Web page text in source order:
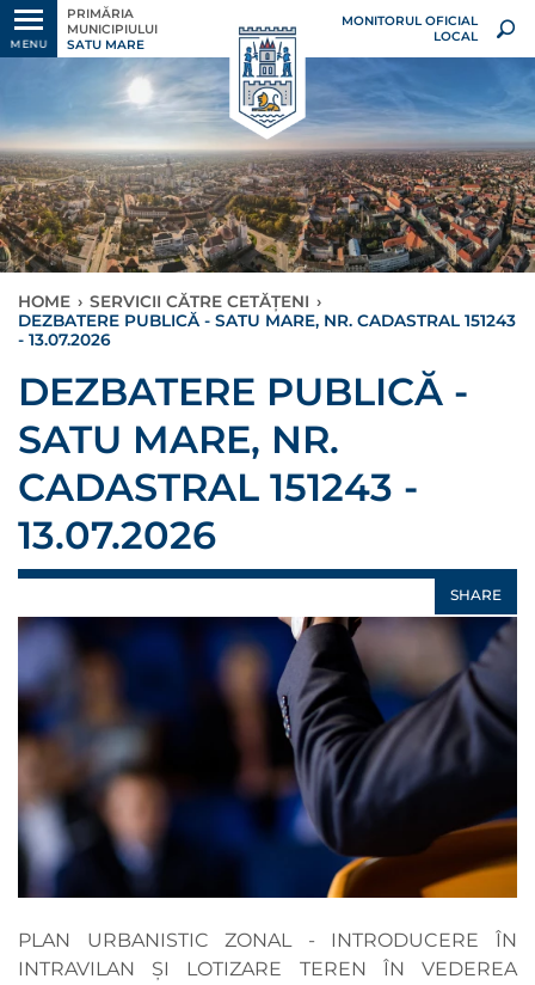
MENU
PRIMĂRIA
MUNICIPIULUI
SATU MARE
MONITORUL OFICIAL
LOCAL
HOME › SERVICII CĂTRE CETĂȚENI ›
DEZBATERE PUBLICĂ - SATU MARE, NR. CADASTRAL 151243
- 13.07.2026
DEZBATERE PUBLICĂ -
SATU MARE, NR.
CADASTRAL 151243 -
13.07.2026
SHARE
PLAN URBANISTIC ZONAL - INTRODUCERE ÎN
INTRAVILAN ȘI LOTIZARE TEREN ÎN VEDEREA